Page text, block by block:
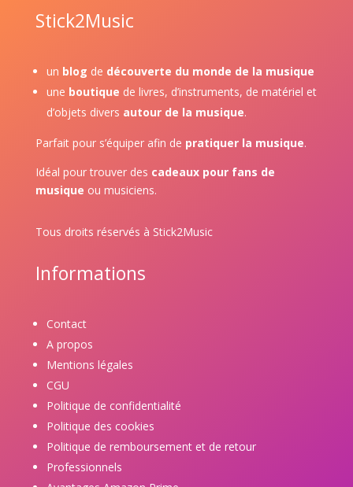
Stick2Music
un blog de découverte du monde de la musique
une boutique de livres, d’instruments, de matériel et
d’objets divers autour de la musique.
Parfait pour s’équiper afin de pratiquer la musique.
Idéal pour trouver des cadeaux pour fans de
musique ou musiciens.
Tous droits réservés à Stick2Music
Informations
Contact
A propos
Mentions légales
CGU
Politique de confidentialité
Politique des cookies
Politique de remboursement et de retour
Professionnels